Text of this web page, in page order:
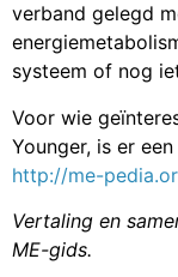
verband gelegd
systeem of nog
Voor wie
Younger, is er
http://me-
Vertaling en
ME-gids.